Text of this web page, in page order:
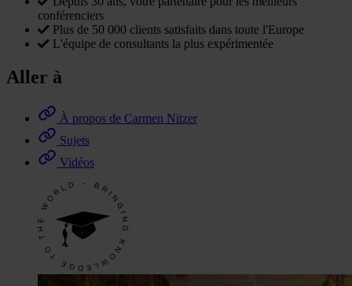
conférenciers
Plus de 50 000 clients satisfaits dans toute l'Europe
L'équipe de consultants la plus expérimentée
Aller à
À propos de Carmen Nitzer
Sujets
Vidéos